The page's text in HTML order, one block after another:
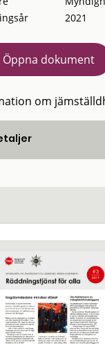
2021
Öppna dokument
om